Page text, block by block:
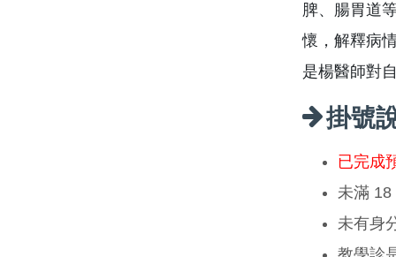
脾、腸胃道
懷，解釋病
是楊醫師對
掛號
已完成
未滿 18
未有身